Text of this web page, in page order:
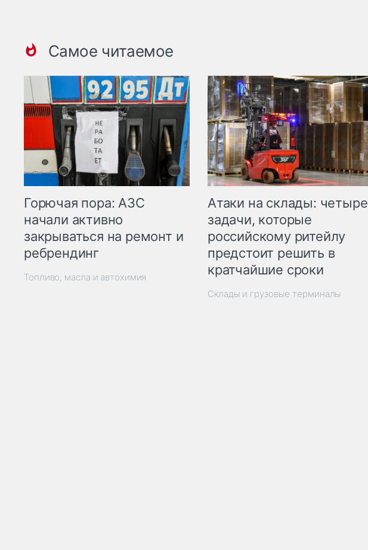
Самое читаемое
Горючая пора: АЗС
начали активно
закрываться на ремонт и
ребрендинг
Топливо, масла и автохимия
Атаки на склады: четыре
задачи, которые
российскому ритейлу
предстоит решить в
кратчайшие сроки
Склады и грузовые терминалы